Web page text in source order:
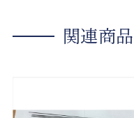
関連商品